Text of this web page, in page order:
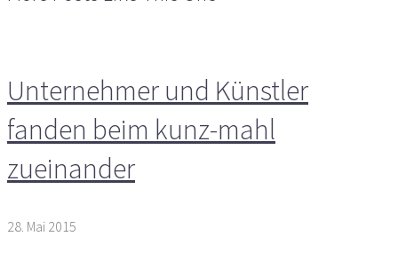
Unternehmer und Künstler
fanden beim kunz-mahl
zueinander
28. Mai 2015